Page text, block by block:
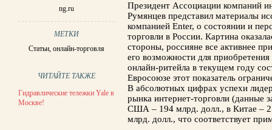
ng.ru
МЕТКИ
Статьи,онлайн-торговля
ЧИТАЙТЕ ТАКЖЕ
Гидравлические тележки Yale в
Москве!
Президент Ассоциации компаний
Румянцев представил материалы
компанией Enter, о состоянии и
торговли в России. Картина
стороны, россияне все активнее
его возможности для
онлайн-ритейла в текущем году
Евросоюзе этот показатель
В абсолютных цифрах успехи
рынка интернет-торговли (данные
США – 194 млрд. долл., в Китае –
млрд. долл., что соответствует